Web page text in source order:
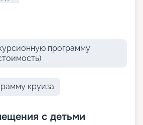
программу
круиза
с детьми